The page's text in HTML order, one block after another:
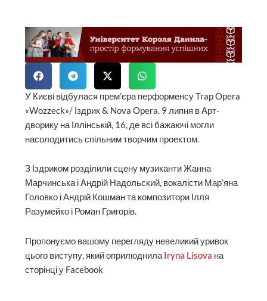
У Києві відбулася прем’єра перформенсу Trap Opera
«Wozzeck»/ Іздрик & Nova Opera. 9 липня в Арт-
дворику на Іллінській, 16, де всі бажаючі могли
насолодитись спільним творчим проектом.
З Іздриком розділили сцену музиканти Жанна
Марчинська і Андрій Надольский, вокалісти Мар’яна
Головко і Андрій Кошман та композитори Ілля
Разумейко і Роман Григорів.
Пропонуємо вашому перегляду невеликий уривок
цього виступу, який оприлюднила Iryna Lisova на
сторінці у Facebook